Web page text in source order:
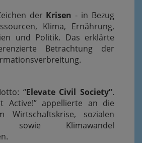
der Krisen- in Bezug
Klima, Ernährung,
und Politik. Das erklärte
Betrachtung der
“Elevate Civil Society”.
Active!” appellierte an die
Wirtschaftskrise, sozialen
sowie Klimawandel